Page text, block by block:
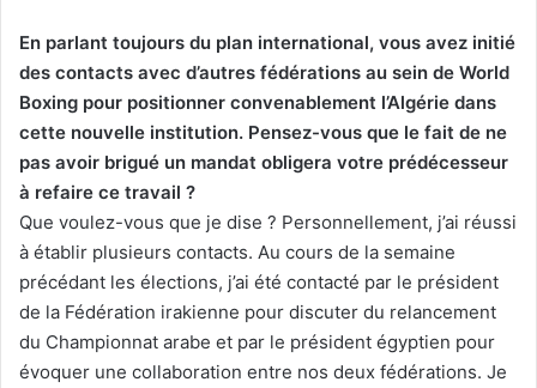
En parlant toujours du plan international, vous avez initié
des contacts avec d’autres fédérations au sein de World
Boxing pour positionner convenablement l’Algérie dans
cette nouvelle institution. Pensez-vous que le fait de ne
pas avoir brigué un mandat obligera votre prédécesseur
à refaire ce travail ?
Que voulez-vous que je dise ? Personnellement, j’ai réussi
à établir plusieurs contacts. Au cours de la semaine
précédant les élections, j’ai été contacté par le président
de la Fédération irakienne pour discuter du relancement
du Championnat arabe et par le président égyptien pour
évoquer une collaboration entre nos deux fédérations. Je